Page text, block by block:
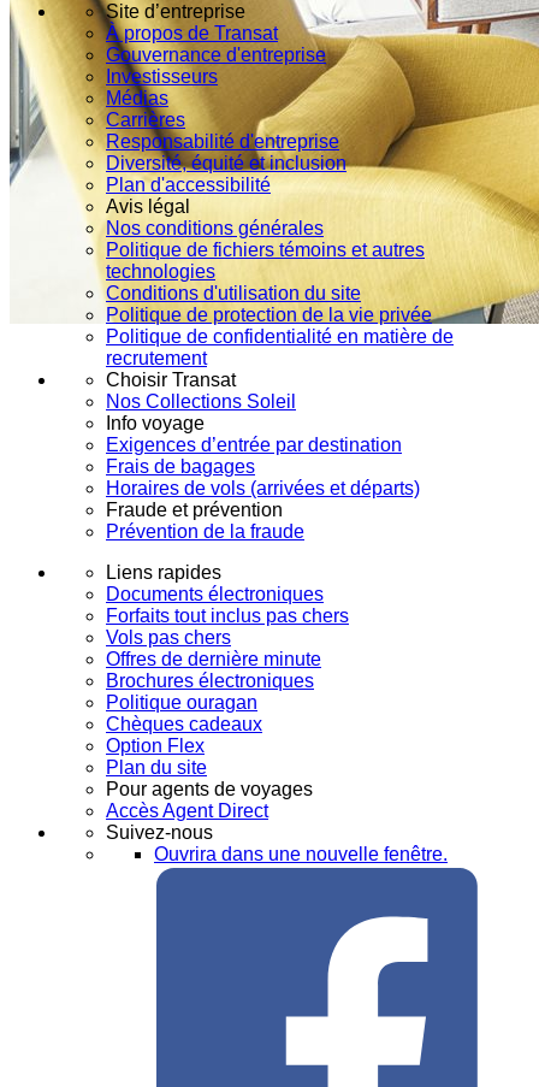
Site d’entreprise
À propos de Transat
Gouvernance d'entreprise
Investisseurs
Médias
Carrières
Responsabilité d'entreprise
Diversité, équité et inclusion
Plan d'accessibilité
Avis légal
Nos conditions générales
Politique de fichiers témoins et autres
technologies
Conditions d'utilisation du site
Politique de protection de la vie privée
Politique de confidentialité en matière de
recrutement
Choisir Transat
Nos Collections Soleil
Info voyage
Exigences d’entrée par destination
Frais de bagages
Horaires de vols (arrivées et départs)
Fraude et prévention
Prévention de la fraude
Liens rapides
Documents électroniques
Forfaits tout inclus pas chers
Vols pas chers
Offres de dernière minute
Brochures électroniques
Politique ouragan
Chèques cadeaux
Option Flex
Plan du site
Pour agents de voyages
Accès Agent Direct
Suivez-nous
Ouvrira dans une nouvelle fenêtre.